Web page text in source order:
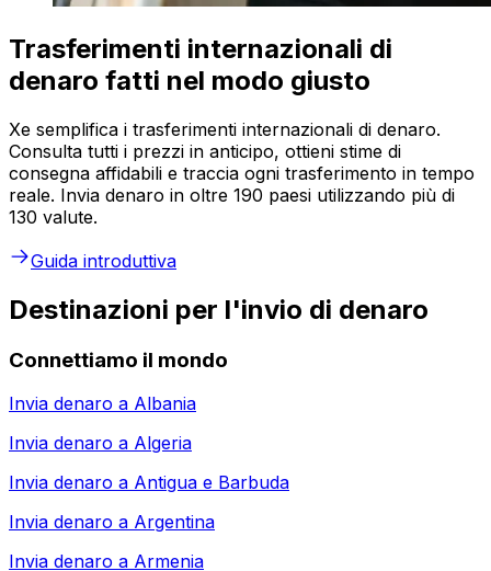
Trasferimenti internazionali di
denaro fatti nel modo giusto
Xe semplifica i trasferimenti internazionali di denaro.
Consulta tutti i prezzi in anticipo, ottieni stime di
consegna affidabili e traccia ogni trasferimento in tempo
reale. Invia denaro in oltre 190 paesi utilizzando più di
130 valute.
Guida introduttiva
Destinazioni per l'invio di denaro
Connettiamo il mondo
Invia denaro a Albania
Invia denaro a Algeria
Invia denaro a Antigua e Barbuda
Invia denaro a Argentina
Invia denaro a Armenia